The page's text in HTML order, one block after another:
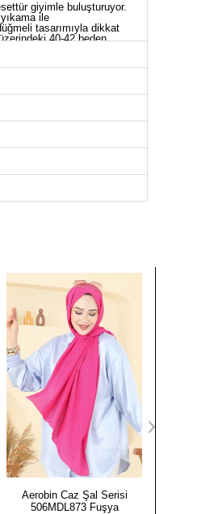
giyimle buluşturuyor.
ile
tasarımıyla dikkat
40-42 beden
bağlı olarak
rahatlık sağlar.
137
Aksesuar Düğme Detaylı
Elbise 24007UKB139 İndigo